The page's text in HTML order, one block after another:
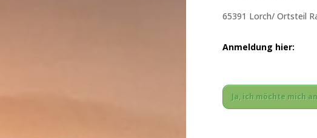
65391 Lorch/ Ortsteil
Anmeldung hier:
Ja, ich möchte mich